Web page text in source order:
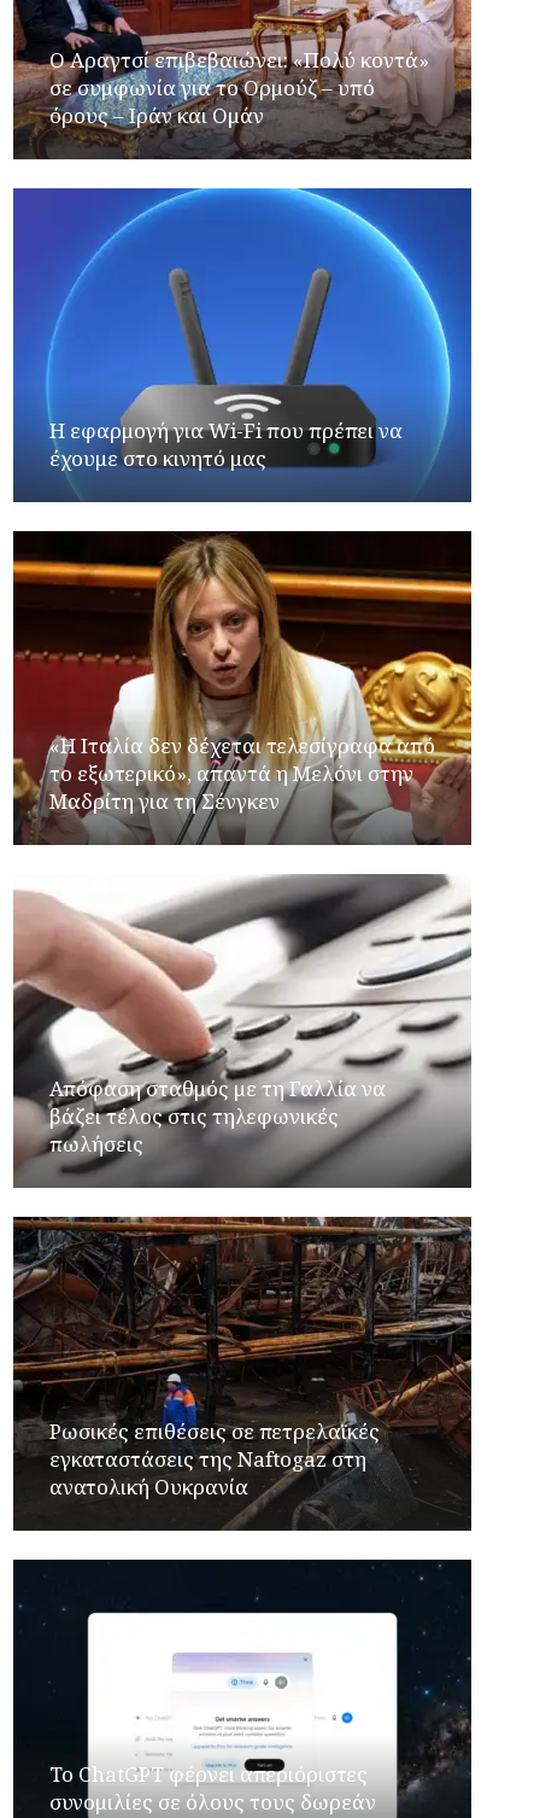
Ο Αραγτσί επιβεβαιώνει: «Πολύ κοντά»
σε συμφωνία για το Ορμούζ – υπό
όρους – Ιράν και Ομάν
Η εφαρμογή για Wi-Fi που πρέπει να
έχουμε στο κινητό μας
«Η Ιταλία δεν δέχεται τελεσίγραφα από
το εξωτερικό», απαντά η Μελόνι στην
Μαδρίτη για τη Σένγκεν
Απόφαση σταθμός με τη Γαλλία να
βάζει τέλος στις τηλεφωνικές
πωλήσεις
Ρωσικές επιθέσεις σε πετρελαϊκές
εγκαταστάσεις της Naftogaz στη
ανατολική Ουκρανία
Το ChatGPT φέρνει απεριόριστες
συνομιλίες σε όλους τους δωρεάν